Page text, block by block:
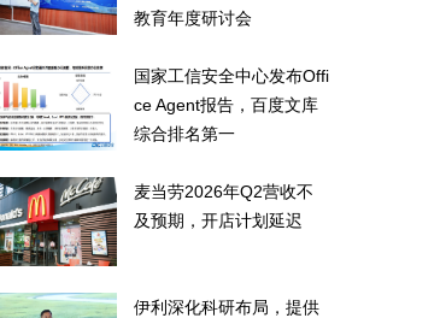
教育年度研讨会
国家工信安全中心发布Offi
ce Agent报告，百度文库
综合排名第一
麦当劳2026年Q2营收不
及预期，开店计划延迟
伊利深化科研布局，提供